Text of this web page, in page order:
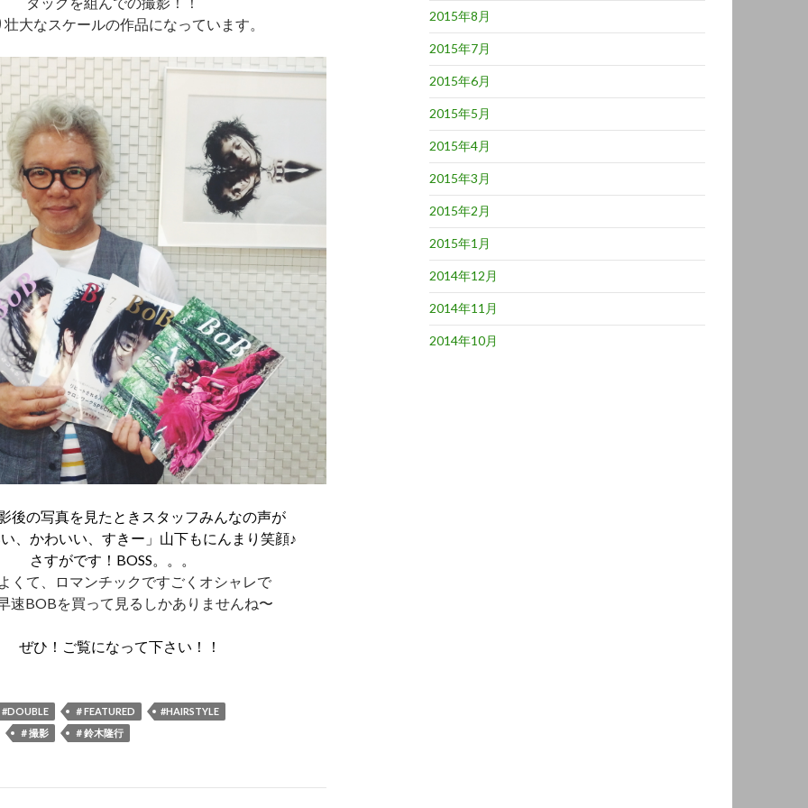
大なスケールの作品になっています。
後の写真を見たときスタッフみんなの声が
、かわいい、すきー」山下もにんまり笑顔♪
さすがです！BOSS。。。
くて、ロマンチックですごくオシャレで
速BOBを買って見るしかありませんね〜
ぜひ！ご覧になって下さい！！
#DOUBLE ＃FEATURED
#HAIRSTYLE
＃撮影
＃鈴木隆行
2015年8月
2015年7月
2015年6月
2015年5月
2015年4月
2015年3月
2015年2月
2015年1月
2014年12月
2014年11月
2014年10月